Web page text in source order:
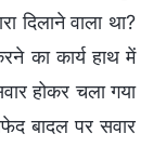
दिलाने वाला था?
का कार्य हाथ में
होकर चला गया
बादल पर सवार